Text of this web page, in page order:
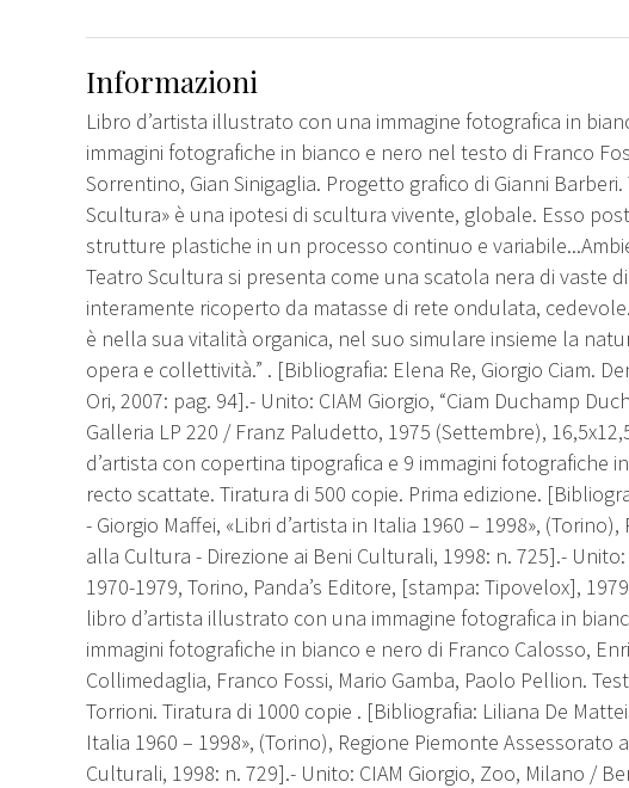
Informazioni
Libro d’artista illustrato con una immagine fotografica in
immagini fotografiche in bianco e nero nel testo di Franco
Sorrentino, Gian Sinigaglia. Progetto grafico di Gianni Barberi.
Scultura» è una ipotesi di scultura vivente, globale. Esso
strutture plastiche in un processo continuo e
Teatro Scultura si presenta come una scatola nera di vaste
interamente ricoperto da matasse di rete ondulata,
è nella sua vitalità organica, nel suo simulare insieme la
opera e collettività.” . [Bibliografia: Elena Re, Giorgio Ciam.
Ori, 2007: pag. 94].- Unito: CIAM Giorgio, “Ciam Duchamp
Galleria LP 220 / Franz Paludetto, 1975 (Settembre),
d’artista con copertina tipografica e 9 immagini fotografiche
recto scattate. Tiratura di 500 copie. Prima edizione.
- Giorgio Maffei, «Libri d’artista in Italia 1960 – 1998»,
alla Cultura - Direzione ai Beni Culturali, 1998: n. 725].- Unito:
1970-1979, Torino, Panda’s Editore, [stampa: Tipovelox],
libro d’artista illustrato con una immagine fotografica in
immagini fotografiche in bianco e nero di Franco Calosso,
Collimedaglia, Franco Fossi, Mario Gamba, Paolo Pellion.
Torrioni. Tiratura di 1000 copie . [Bibliografia: Liliana De
Italia 1960 – 1998», (Torino), Regione Piemonte Assessorato
Culturali, 1998: n. 729].- Unito: CIAM Giorgio, Zoo, Milano /